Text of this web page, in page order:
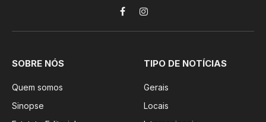
FacebookInstagram
SOBRE NÓS
Quem somos
Sinopse
TIPO DE NOTÍCIAS
Gerais
Locais